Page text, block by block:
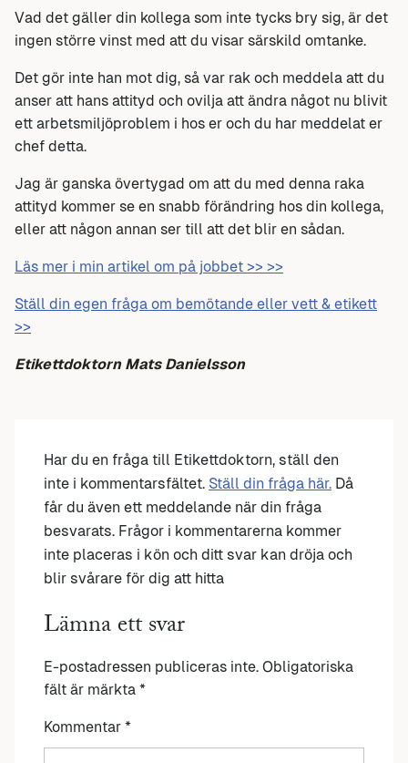
Vad det gäller din kollega som inte tycks bry sig, är det
ingen större vinst med att du visar särskild omtanke.
Det gör inte han mot dig, så var rak och meddela att du
anser att hans attityd och ovilja att ändra något nu blivit
ett arbetsmiljöproblem i hos er och du har meddelat er
chef detta.
Jag är ganska övertygad om att du med denna raka
attityd kommer se en snabb förändring hos din kollega,
eller att någon annan ser till att det blir en sådan.
Läs mer i min artikel om på jobbet >> >>
Ställ din egen fråga om bemötande eller vett & etikett
>>
Etikettdoktorn Mats Danielsson
Har du en fråga till Etikettdoktorn, ställ den
inte i kommentarsfältet. Ställ din fråga här. Då
får du även ett meddelande när din fråga
besvarats. Frågor i kommentarerna kommer
inte placeras i kön och ditt svar kan dröja och
blir svårare för dig att hitta
Lämna ett svar
E-postadressen publiceras inte. Obligatoriska
fält är märkta *
Kommentar *